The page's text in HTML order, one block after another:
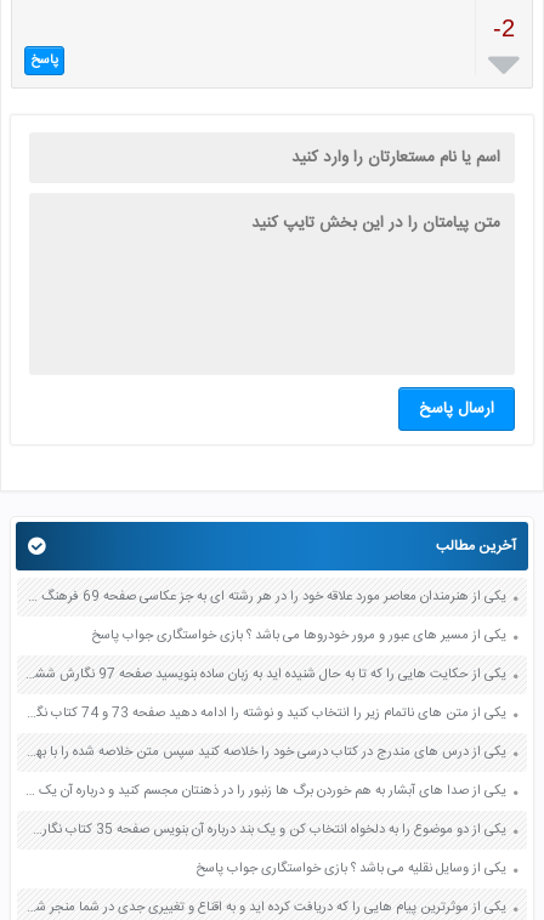
-2
 پاسخ
ارسال پاسخ
آخرین مطالب
یکی از هنرمندان معاصر مورد علاقه خود را در هر رشته ای به جز عکاسی صفحه 69 فرهنگ و هنر نهم
یکی از مسیر های عبور و مرور خودروها می باشد ؟ بازی خواستگاری جواب پاسخ
یکی از حکایت هایی را که تا به حال شنیده اید به زبان ساده بنویسید صفحه 97 نگارش ششم دبستان
یکی از متن های ناتمام زیر را انتخاب کنید و نوشته را ادامه دهید صفحه 73 و 74 کتاب نگارش فارسی پنجم دبستان
یکی از درس های مندرج در کتاب درسی خود را خلاصه کنید سپس متن خلاصه شده را با بهره گیری از روش های دسته بندی نمودار جدول نقشه مفهومی نشان دهید صفحه 118 نگارش یازدهم
یکی از صدا های آبشار به هم خوردن برگ ها زنبور را در ذهنتان مجسم کنید و درباره آن یک بند بنویسید صفحه 11 نگارش پنجم
یکی از دو موضوع را به دلخواه انتخاب کن و یک بند درباره آن بنویس صفحه 35 کتاب نگارش فارسی سوم
یکی از وسایل نقلیه می باشد ؟ بازی خواستگاری جواب پاسخ
یکی از موثرترین پیام هایی را که دریافت کرده اید و به اقناع و تغییری جدی در شما منجر شده است برسی کنید و علت این تاثیر گذاری قابل توجه را بنویسید صفحه 52 تفکر و سواد رسانه ای دهم